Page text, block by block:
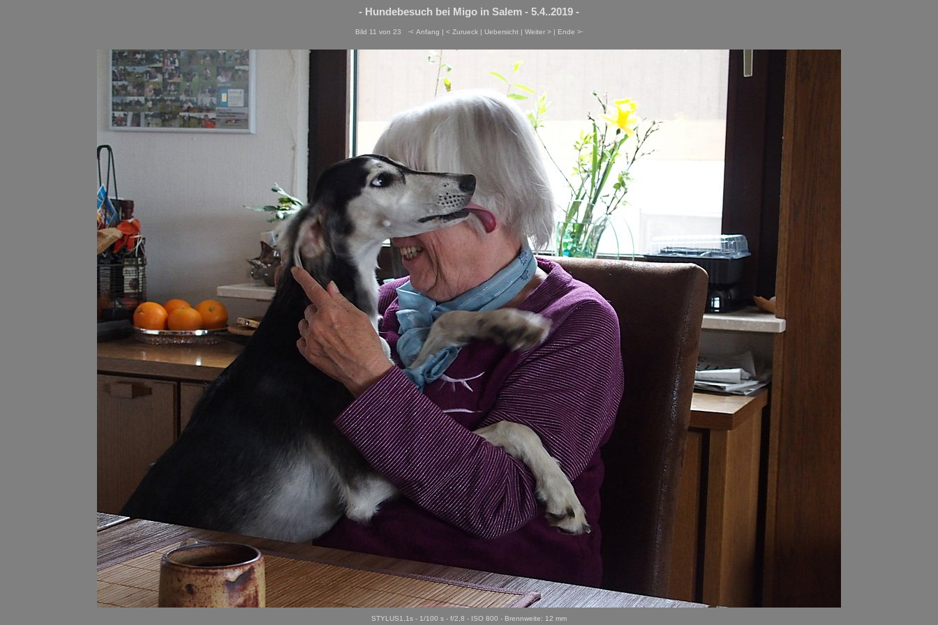
- Hundebesuch bei Migo in Salem - 5.4..2019 -
Bild 11 von 23 ·< Anfang | < Zurueck| Uebersicht| Weiter >| Ende >·
STYLUS1,1s - 1/100 s - f/2,8 - ISO 800 - Brennweite: 12 mm